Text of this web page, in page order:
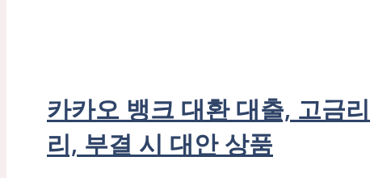
카카오 뱅크 대환 대출, 고금
리, 부결 시 대안 상품